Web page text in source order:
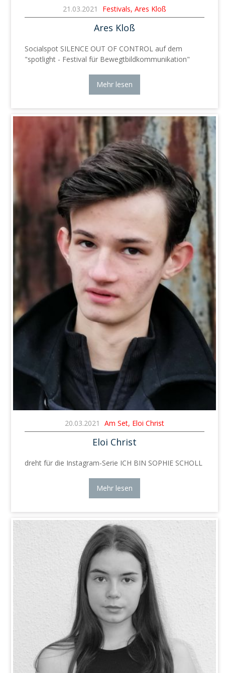
21.03.2021 Festivals, Ares Kloß
Ares Kloß
Socialspot SILENCE OUT OF CONTROL auf dem
"spotlight - Festival für Bewegtbildkommunikation"
Mehr lesen
20.03.2021 Am Set, Eloi Christ
Eloi Christ
dreht für die Instagram-Serie ICH BIN SOPHIE SCHOLL
Mehr lesen